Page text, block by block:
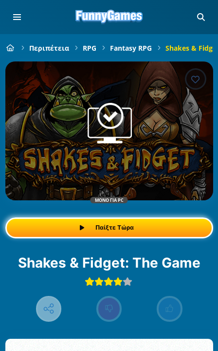
Περιπέτεια RPG Fantasy RPG Shakes &
ΜΌΝΟ ΓΙΑ PC
Παίξτε Τώρα
Shakes & Fidget: The Game